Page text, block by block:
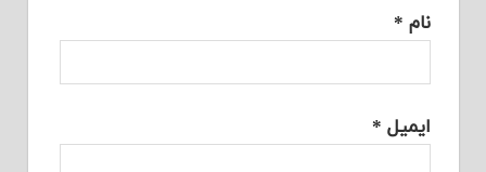
نام *
ایمیل *